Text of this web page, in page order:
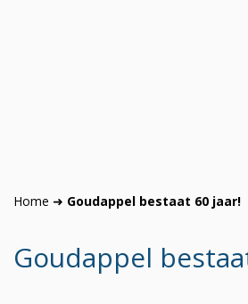
Home ➜ Goudappel bestaat 60 jaar!
Goudappel